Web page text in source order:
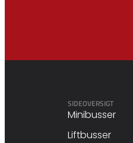
SIDEOVERSIGT
Minibusser
Liftbusser